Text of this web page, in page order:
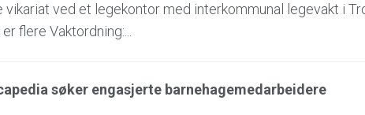
ved et legekontor med interkommunal legevakt i
flere Vaktordning:...
søker engasjerte barnehagemedarbeidere